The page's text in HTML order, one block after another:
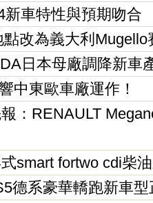
車特性與預期吻合
改為義大利Mugello
日本母廠調降新車
中東歐車廠運作！
：RENAULT
smart fortwo cdi柴
德系豪華轎跑新車